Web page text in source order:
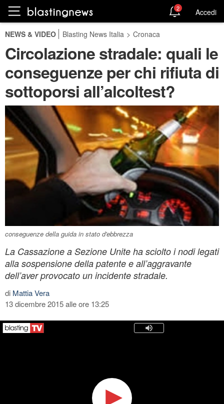
2 Accedi
NEWS & VIDEO Blasting News Italia > Cronaca
Circolazione stradale: quali le
conseguenze per chi rifiuta di
sottoporsi all’alcoltest?
conseguenze della guida in stato d'ebbrezza
La Cassazione a Sezione Unite ha sciolto i nodi legati
alla sospensione della patente e all’aggravante
dell’aver provocato un incidente stradale.
di Mattia Vera
13 dicembre 2015 alle ore 13:25